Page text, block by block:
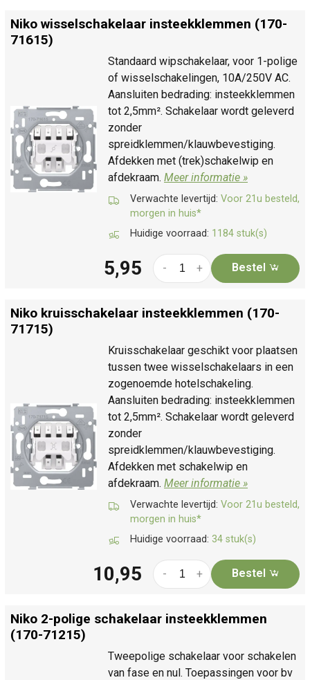
Niko wisselschakelaar insteekklemmen (170-
71615)
Standaard wipschakelaar, voor 1-polige
of wisselschakelingen, 10A/250V AC.
Aansluiten bedrading: insteekklemmen
tot 2,5mm². Schakelaar wordt geleverd
zonder
spreidklemmen/klauwbevestiging.
Afdekken met (trek)schakelwip en
afdekraam. Meer informatie »
Verwachte levertijd: Voor 21u besteld,
morgen in huis*
Huidige voorraad: 1184 stuk(s)
5,95 +
- Bestel
Niko kruisschakelaar insteekklemmen (170-
71715)
Kruisschakelaar geschikt voor plaatsen
tussen twee wisselschakelaars in een
zogenoemde hotelschakeling.
Aansluiten bedrading: insteekklemmen
tot 2,5mm². Schakelaar wordt geleverd
zonder
spreidklemmen/klauwbevestiging.
Afdekken met schakelwip en
afdekraam. Meer informatie »
Verwachte levertijd: Voor 21u besteld,
morgen in huis*
Huidige voorraad: 34 stuk(s)
10,95 +
- Bestel
Niko 2-polige schakelaar insteekklemmen
(170-71215)
Tweepolige schakelaar voor schakelen
van fase en nul. Toepassingen voor bv